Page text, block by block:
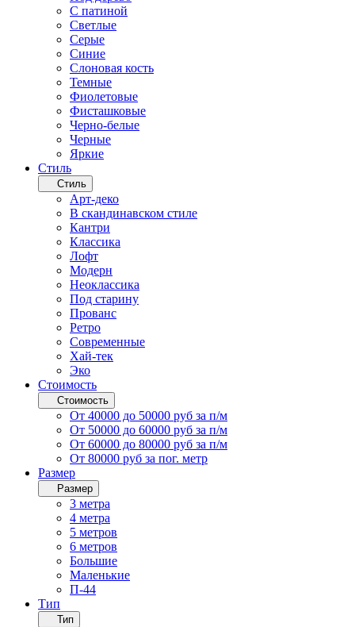
С патиной
Светлые
Серые
Синие
Слоновая кость
Темные
Фиолетовые
Фисташковые
Черно-белые
Черные
Яркие
Стиль
Стиль
Арт-деко
В скандинавском стиле
Кантри
Классика
Лофт
Модерн
Неоклассика
Под старину
Прованс
Ретро
Современные
Хай-тек
Эко
Стоимость
Стоимость
От 40000 до 50000 руб за п/м
От 50000 до 60000 руб за п/м
От 60000 до 80000 руб за п/м
От 80000 руб за пог. метр
Размер
Размер
3 метра
4 метра
5 метров
6 метров
Большие
Маленькие
П-44
Тип
Тип